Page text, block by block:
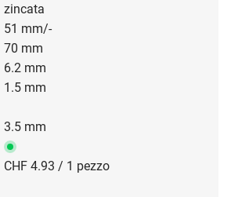
zincata
51 mm/-
70 mm
6.2 mm
1.5 mm
3.5 mm
CHF 4.93 / 1 pezzo